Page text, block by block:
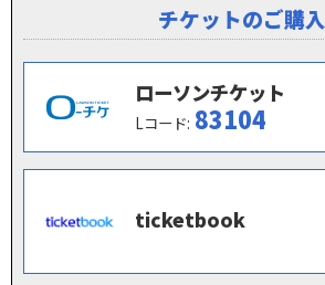
チケットのご購入
ローソンチケット
Lコード: 83104
ticketbook